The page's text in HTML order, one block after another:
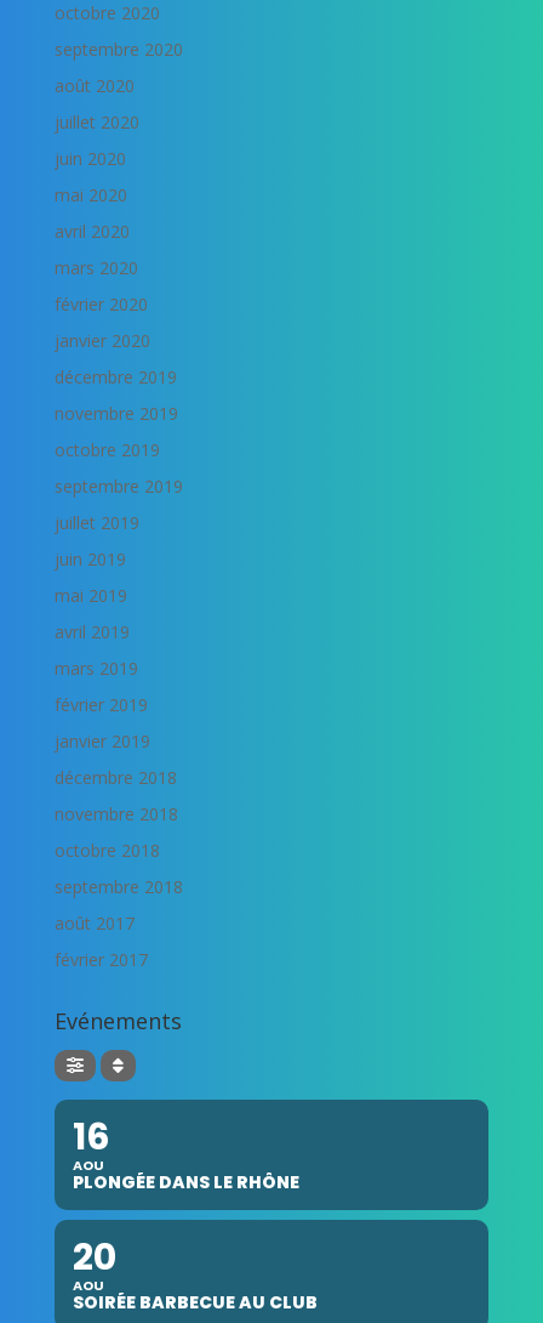
octobre 2020
septembre 2020
août 2020
juillet 2020
juin 2020
mai 2020
avril 2020
mars 2020
février 2020
janvier 2020
décembre 2019
novembre 2019
octobre 2019
septembre 2019
juillet 2019
juin 2019
mai 2019
avril 2019
mars 2019
février 2019
janvier 2019
décembre 2018
novembre 2018
octobre 2018
septembre 2018
août 2017
février 2017
Evénements
16
AOU
PLONGÉE DANS LE RHÔNE
20
AOU
SOIRÉE BARBECUE AU CLUB